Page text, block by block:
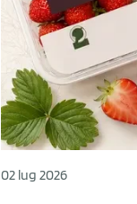
02 lug 2026